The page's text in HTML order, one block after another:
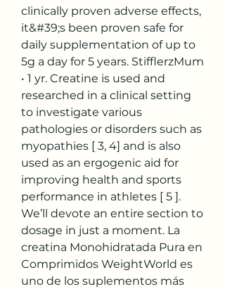
clinically proven adverse effects,
it&#39;s been proven safe for
daily supplementation of up to
5g a day for 5 years. StifflerzMum
• 1 yr. Creatine is used and
researched in a clinical setting
to investigate various
pathologies or disorders such as
myopathies [ 3, 4] and is also
used as an ergogenic aid for
improving health and sports
performance in athletes [ 5 ].
We’ll devote an entire section to
dosage in just a moment. La
creatina Monohidratada Pura en
Comprimidos WeightWorld es
uno de los suplementos más